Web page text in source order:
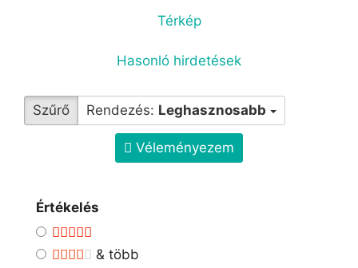
Térkép
Hasonló hirdetések
Szűrő Rendezés: Leghasznosabb
Véleményezem
Értékelés
& több